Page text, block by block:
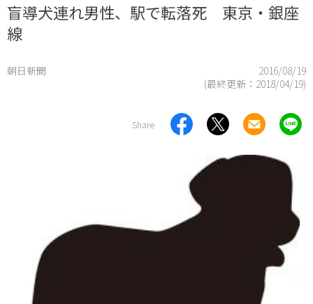
盲導犬連れ男性、駅で転落死 東京・銀座
線
朝日新聞
2016/08/19
(最終更新： 2018/04/19)
Share